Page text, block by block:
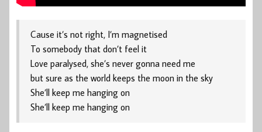
Cause it’s not right, I’m magnetised
To somebody that don’t feel it
Love paralysed, she’s never gonna need me
but sure as the world keeps the moon in the sky
She’ll keep me hanging on
She’ll keep me hanging on